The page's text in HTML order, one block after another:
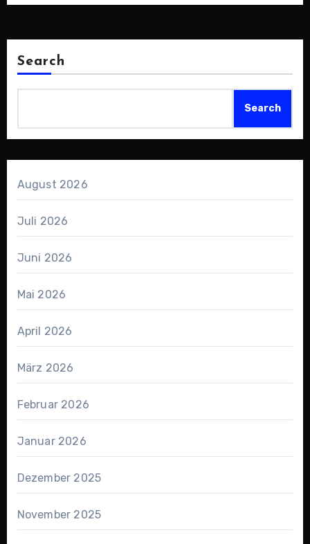
Search
Search
August 2026
Juli 2026
Juni 2026
Mai 2026
April 2026
März 2026
Februar 2026
Januar 2026
Dezember 2025
November 2025